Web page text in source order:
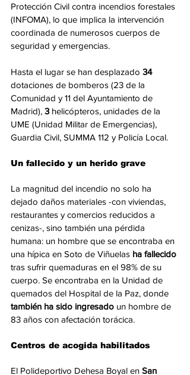
Protección Civil contra incendios forestales
(INFOMA), lo que implica la intervención
coordinada de numerosos cuerpos de
seguridad y emergencias.
Hasta el lugar se han desplazado 34
dotaciones de bomberos (23 de la
Comunidad y 11 del Ayuntamiento de
Madrid), 3 helicópteros, unidades de la
UME (Unidad Militar de Emergencias),
Guardia Civil, SUMMA 112 y Policía Local.
Un fallecido y un herido grave
La magnitud del incendio no solo ha
dejado daños materiales -con viviendas,
restaurantes y comercios reducidos a
cenizas-, sino también una pérdida
humana: un hombre que se encontraba en
una hípica en Soto de Viñuelas ha fallecido
tras sufrir quemaduras en el 98% de su
cuerpo. Se encontraba en la Unidad de
quemados del Hospital de la Paz, donde
también ha sido ingresado un hombre de
83 años con afectación torácica.
Centros de acogida habilitados
El Polideportivo Dehesa Boyal en San